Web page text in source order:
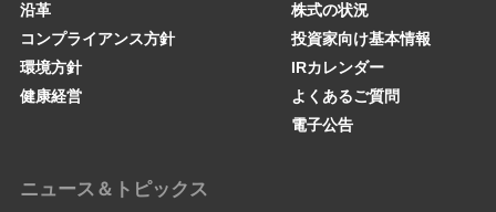
沿革
コンプライアンス方針
環境方針
健康経営
株式の状況
投資家向け基本情報
IRカレンダー
よくあるご質問
電子公告
ニュース＆トピックス